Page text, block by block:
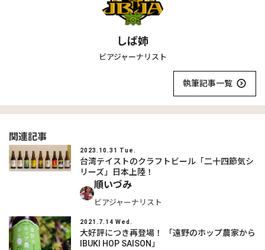
しば姉
ビアジャーナリスト
執筆記事一覧
関連記事
2023.10.31 Tue.
台湾テイストのクラフトビール「二十四節気シ
リーズ」日本上陸！
順いづみ
ビアジャーナリスト
2021.7.14 Wed.
大好評につき再登場！ 「遠野のホップ農家から
IBUKI HOP SAISON」